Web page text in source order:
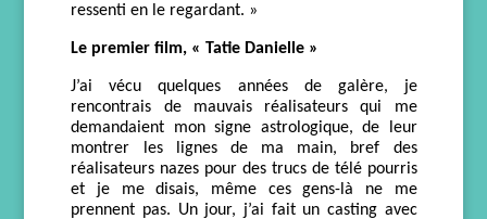
ressenti en le regardant. »
Le premier film, «Tatie Danielle »
J’ai vécu quelques années de galère, je
rencontrais de mauvais réalisateursqui me
demandaient
mon signe astrologique,de leur
montrer l es lignes de ma main, bref des
réalisateurs nazes pour des trucs de télé pourris
et je me disais, même ces gens-là ne me
prennent pas. Unjour, j’ai fait un casting avec